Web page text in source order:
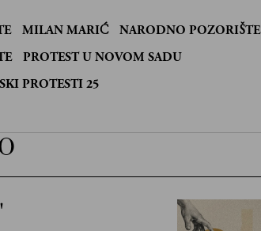
MILAN MARIĆ
NARODNO POZORIŠTE
PROTEST U NOVOM SADU
PROTESTI 25